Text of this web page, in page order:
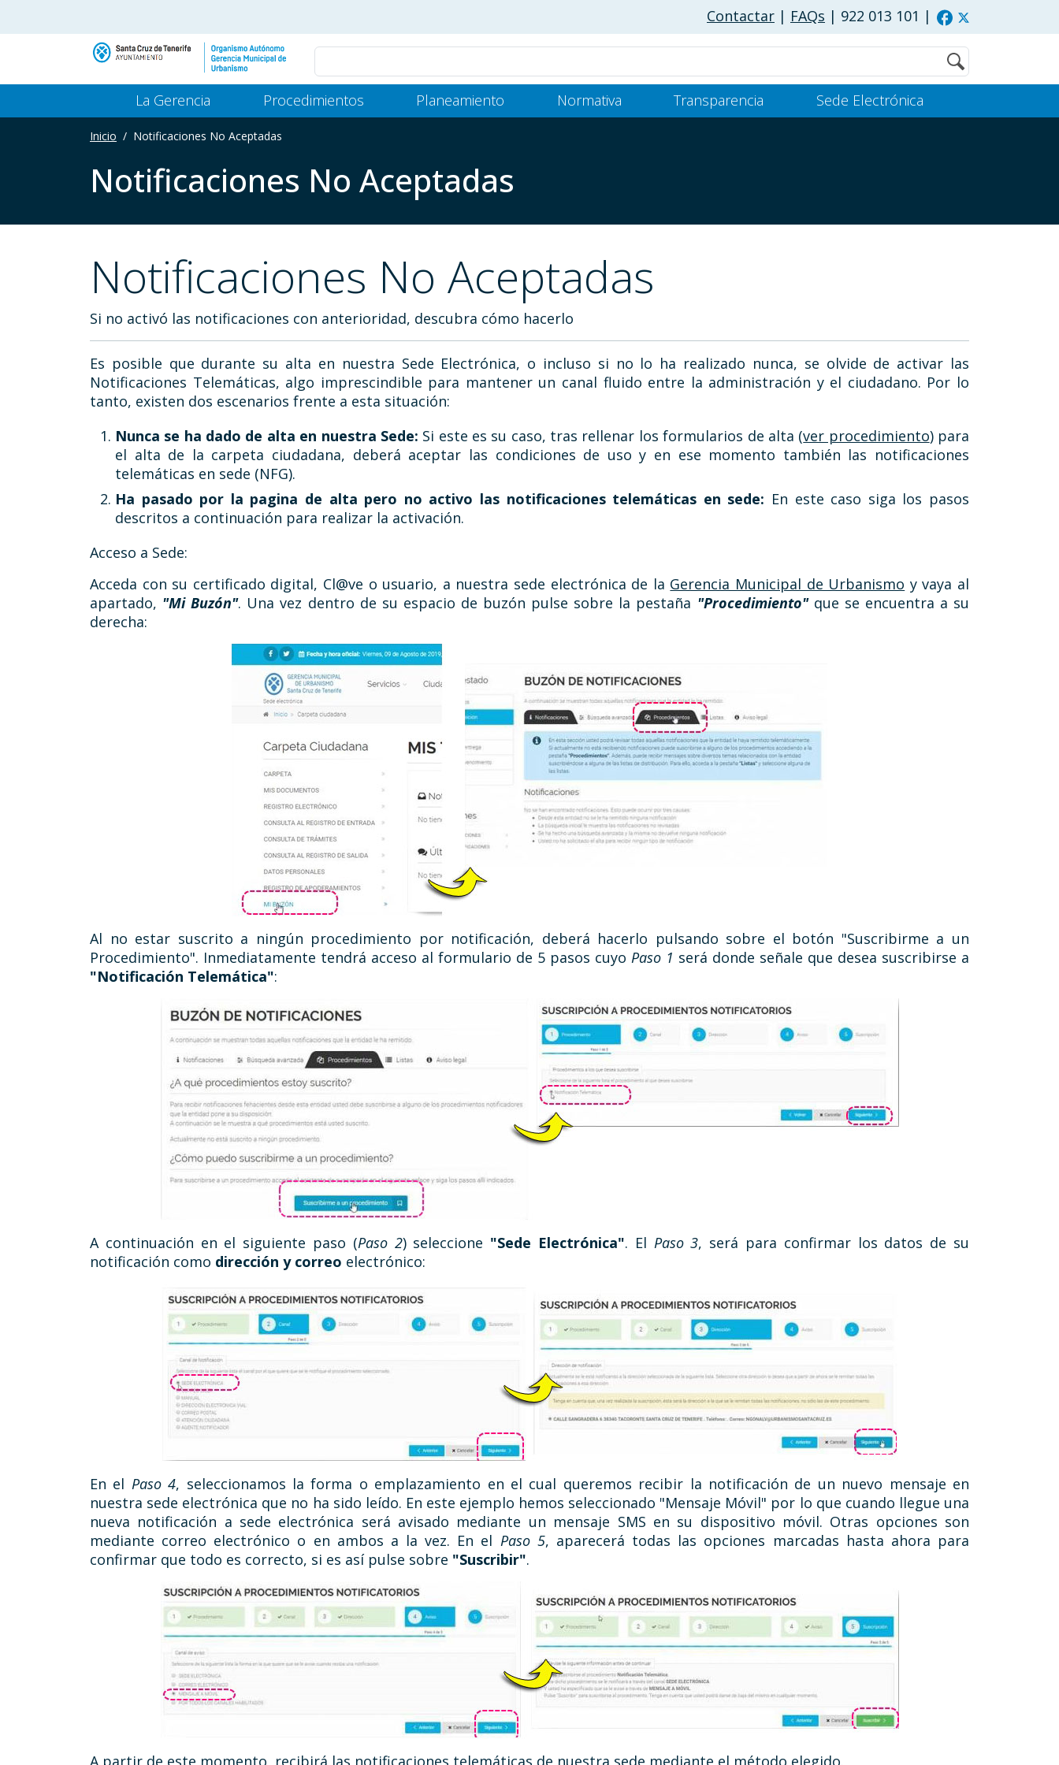
Contactar | FAQs | 922 013 101 |
Buscar
Main Menu Gerencia
La Gerencia Procedimientos Planeamiento Normativa Transparencia Sede Electrónica
Inicio Notificaciones No Aceptadas
Notificaciones No Aceptadas
Notificaciones No Aceptadas
Si no activó las notificaciones con anterioridad, descubra cómo hacerlo
Es posible que durante su alta en nuestra Sede Electrónica, o incluso si no lo ha realizado nunca, se olvide de activar las
Notificaciones Telemáticas, algo imprescindible para mantener un canal fluido entre la administración y el ciudadano. Por lo
tanto, existen dos escenarios frente a esta situación:
Nunca se ha dado de alta en nuestra Sede: Si este es su caso, tras rellenar los formularios de alta (ver procedimiento) para
el alta de la carpeta ciudadana, deberá aceptar las condiciones de uso y en ese momento también las notificaciones
telemáticas en sede (NFG).
Ha pasado por la pagina de alta pero no activo las notificaciones telemáticas en sede: En este caso siga los pasos
descritos a continuación para realizar la activación.
Acceso a Sede:
Acceda con su certificado digital, Cl@ve o usuario, a nuestra sede electrónica de la Gerencia Municipal de Urbanismo y vaya al
apartado, "Mi Buzón". Una vez dentro de su espacio de buzón pulse sobre la pestaña "Procedimiento"que se encuentra a su
derecha:
Al no estar suscrito a ningún procedimiento por notificación, deberá hacerlo pulsando sobre el botón "Suscribirme a un
Procedimiento". Inmediatamente tendrá acceso al formulario de 5 pasos cuyo Paso 1 será donde señale que desea suscribirse a
"Notificación Telemática":
A continuación en el siguiente paso (Paso 2) seleccione "Sede Electrónica". El Paso 3, será para confirmar los datos de su
notificación como dirección y correo electrónico:
En el Paso 4, seleccionamos la forma o emplazamiento en el cual queremos recibir la notificación de un nuevo mensaje en
nuestra sede electrónica que no ha sido leído. En este ejemplo hemos seleccionado "Mensaje Móvil" por lo que cuando llegue una
nueva notificación a sede electrónica será avisado mediante un mensaje SMS en su dispositivo móvil. Otras opciones son
mediante correo electrónico o en ambos a la vez. En el Paso 5, aparecerá todas las opciones marcadas hasta ahora para
confirmar que todo es correcto, si es así pulse sobre "Suscribir".
A partir de este momento, recibirá las notificaciones telemáticas de nuestra sede mediante el método elegido.